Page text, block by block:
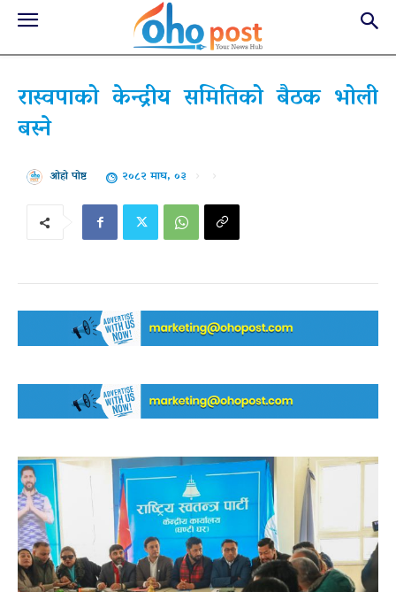
रास्वपाको केन्द्रीय समितिको बैठक भोली
बस्ने
ओहो पोष्ट २०८२ माघ, ०३